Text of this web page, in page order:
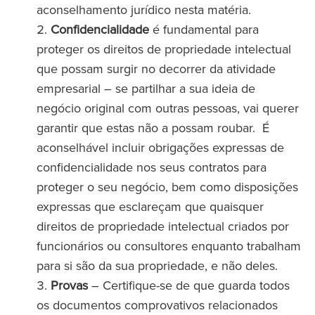
aconselhamento jurídico nesta matéria.
Confidencialidade é fundamental para
proteger os direitos de propriedade intelectual
que possam surgir no decorrer da atividade
empresarial – se partilhar a sua ideia de
negócio original com outras pessoas, vai querer
garantir que estas não a possam roubar. É
aconselhável incluir obrigações expressas de
confidencialidade nos seus contratos para
proteger o seu negócio, bem como disposições
expressas que esclareçam que quaisquer
direitos de propriedade intelectual criados por
funcionários ou consultores enquanto trabalham
para si são da sua propriedade, e não deles.
Provas– Certifique-se de que guarda todos
os documentos comprovativos relacionados